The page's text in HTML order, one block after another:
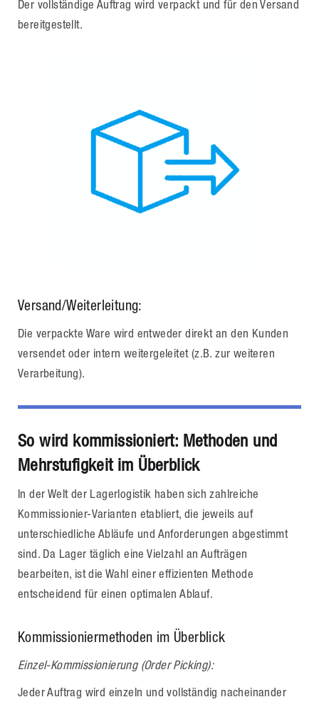
Der vollständige Auftrag wird verpackt und für den Versand
bereitgestellt.
Versand/Weiterleitung:
Die verpackte Ware wird entweder direkt an den Kunden
versendet oder intern weitergeleitet (z.B. zur weiteren
Verarbeitung).
So wird kommissioniert: Methoden und
Mehrstufigkeit im Überblick
In der Welt der Lagerlogistik haben sich zahlreiche
Kommissionier-Varianten etabliert, die jeweils auf
unterschiedliche Abläufe und Anforderungen abgestimmt
sind. Da Lager täglich eine Vielzahl an Aufträgen
bearbeiten, ist die Wahl einer effizienten Methode
entscheidend für einen optimalen Ablauf.
Kommissioniermethoden im Überblick
Einzel-Kommissionierung (Order Picking):
Jeder Auftrag wird einzeln und vollständig nacheinander